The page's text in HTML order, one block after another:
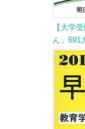
【大学
ん」691